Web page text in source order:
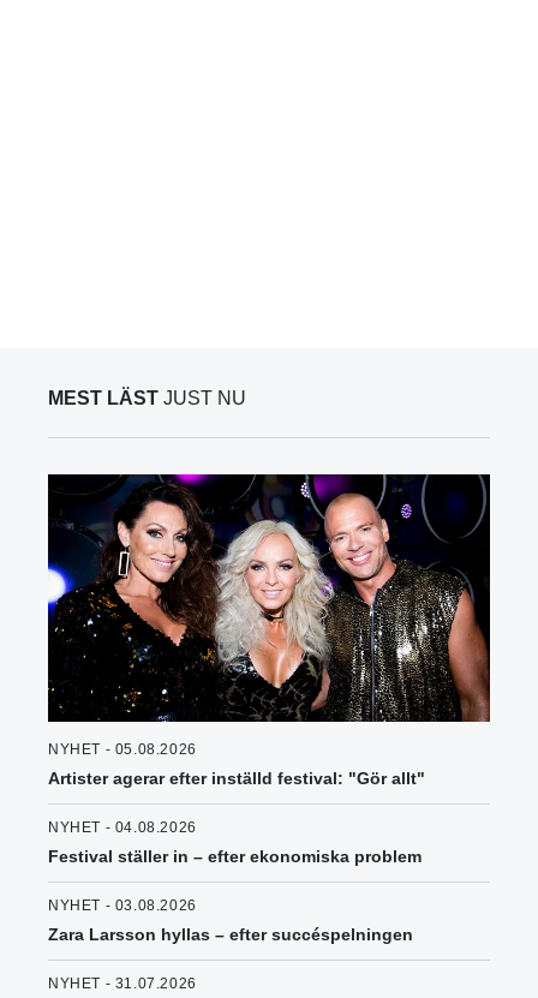
MEST LÄST JUST NU
NYHET - 05.08.2026
Artister agerar efter inställd festival: "Gör allt"
NYHET - 04.08.2026
Festival ställer in – efter ekonomiska problem
NYHET - 03.08.2026
Zara Larsson hyllas – efter succéspelningen
NYHET - 31.07.2026